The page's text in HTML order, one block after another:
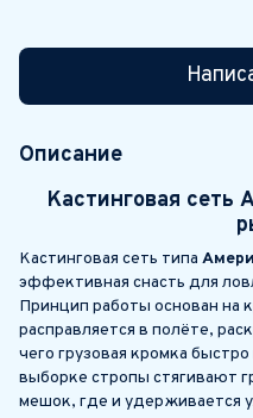
Описание
Кастинговая сеть
Кастинговая сеть типа
эффективная снасть для
Принцип работы основан на
расправляется в полёте,
чего грузовая кромка
выборке стропы стягивают
мешок, где и удерживается